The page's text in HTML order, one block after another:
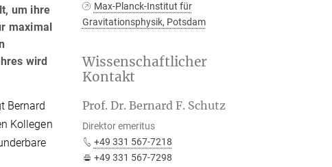
um ihre
maximal
wird
Bernard
Kollegen
Max-Planck-Institut für
Gravitationsphysik, Potsdam
Wissenschaftlicher
Kontakt
Prof. Dr. Bernard F. Schutz
Direktor emeritus
+49 331 567-7218
+49 331 567-7298